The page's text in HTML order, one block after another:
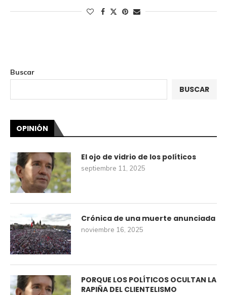
Buscar
BUSCAR
OPINIÓN
El ojo de vidrio de los políticos
septiembre 11, 2025
Crónica de una muerte anunciada
noviembre 16, 2025
PORQUE LOS POLÍTICOS OCULTAN LA
RAPIÑA DEL CLIENTELISMO